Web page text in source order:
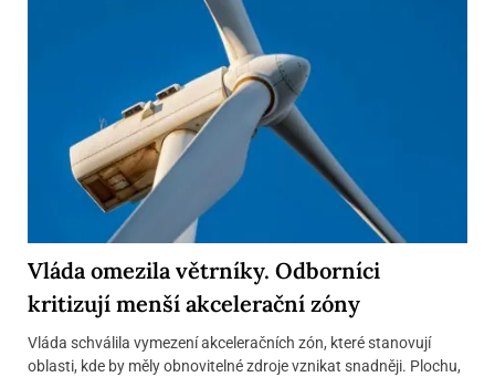
Vláda omezila větrníky. Odborníci
kritizují menší akcelerační zóny
Vláda schválila vymezení akceleračních zón, které stanovují
oblasti, kde by měly obnovitelné zdroje vznikat snadněji. Plochu,